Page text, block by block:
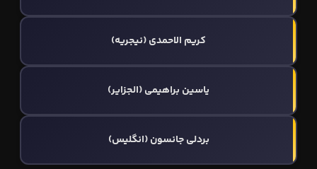
کریم الاحمدی (نیجریه)
یاسین براهیمی (الجزایر)
بردلی جانسون (انگلیس)